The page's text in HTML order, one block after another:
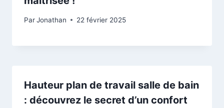
ParJonathan 22 février 2025
Hauteur plan de travail salle de bain
: découvrez le secret d’un confort